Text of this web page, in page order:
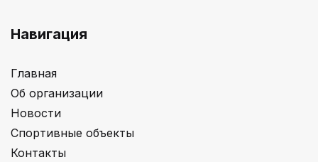
Навигация
Главная
Об организации
Новости
Спортивные объекты
Контакты